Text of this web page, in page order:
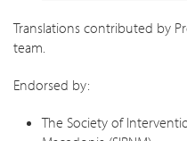
Translations contributed by
team.
Endorsed by:
The Society of